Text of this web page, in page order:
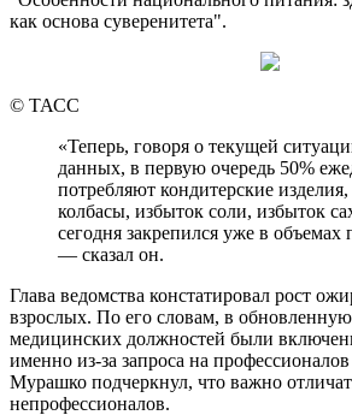
как основа суверенитета".
© ТАСС
«Теперь, говоря о текущей
данных, в первую очередь 50%
потребляют кондитерские
колбасы, избыток соли, избыток
сегодня закрепился уже в объемах
— сказал он.
Глава ведомства констатировал рост
взрослых. По его словам, в
медицинских должностей были
именно из-за запроса на
Мурашко подчеркнул, что важно
непрофессионалов.